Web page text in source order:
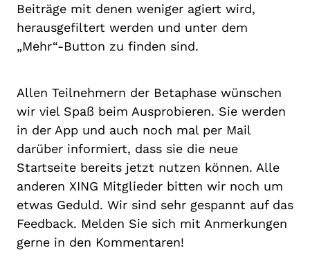
Beiträge mit denen weniger agiert wird,
herausgefiltert werden und unter dem
„Mehr“-Button zu finden sind.
Allen Teilnehmern der Betaphase wünschen
wir viel Spaß beim Ausprobieren. Sie werden
in der App und auch noch mal per Mail
darüber informiert, dass sie die neue
Startseite bereits jetzt nutzen können. Alle
anderen XING Mitglieder bitten wir noch um
etwas Geduld. Wir sind sehr gespannt auf das
Feedback. Melden Sie sich mit Anmerkungen
gerne in den Kommentaren!